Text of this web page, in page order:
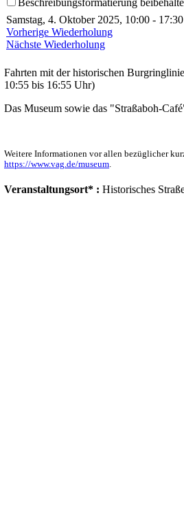
Samstag, 4. Oktober 2025, 10:00 - 17:30
Vorherige Wiederholung
Nächste Wiederholung
Fahrten mit der historischen
10:55 bis 16:55 Uhr)
Das Museum sowie das "Straßaboh-
Weitere Informationen vor allen bezüglicher
https://www.vag.de/museum.
Veranstaltungsort* : Historisches